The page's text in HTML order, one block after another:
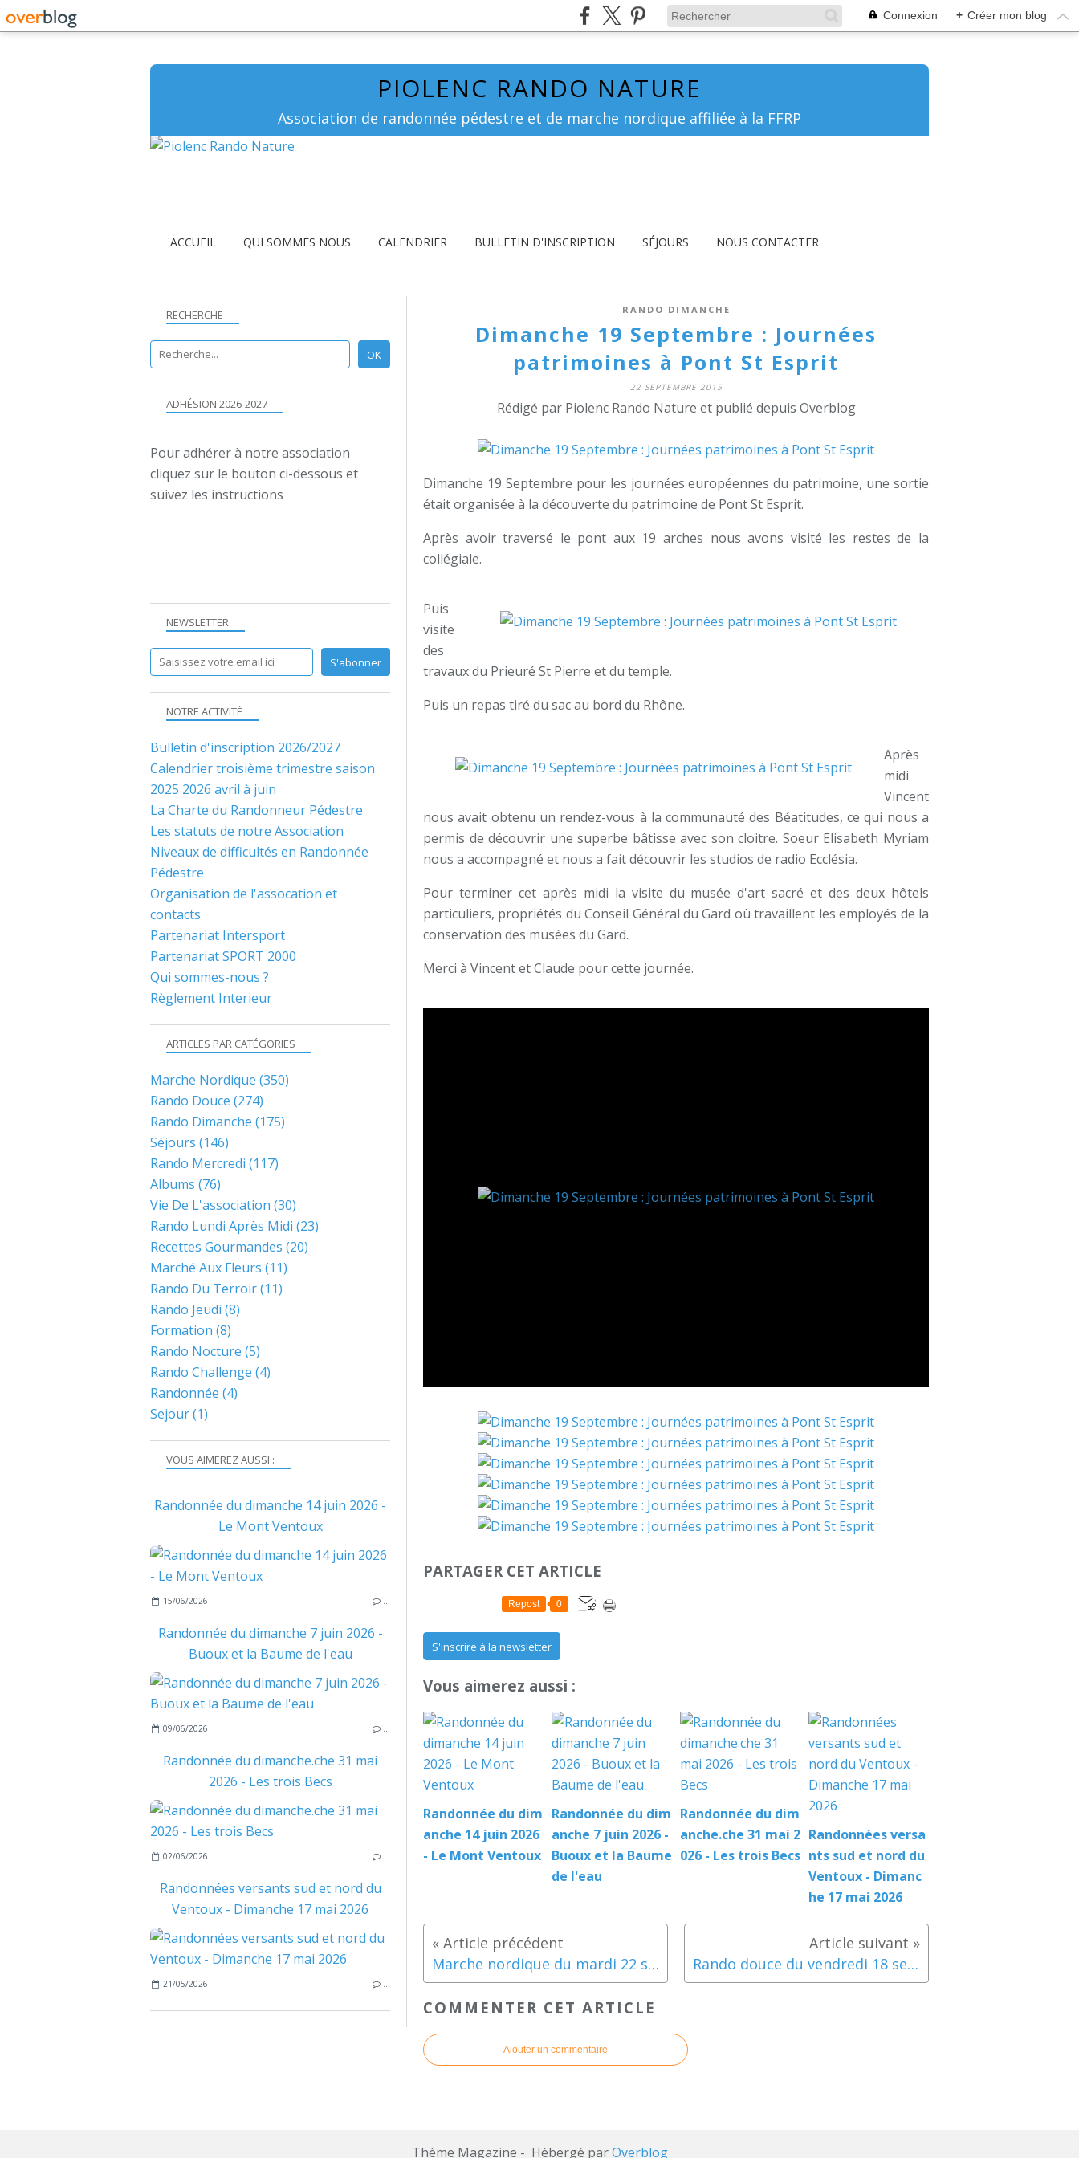
Connexion + Créer mon blog
PIOLENC RANDO NATURE
Association de randonnée pédestre et de marche nordique affiliée à la FFRP
ACCUEIL QUI SOMMES NOUS CALENDRIER BULLETIN D'INSCRIPTION SÉJOURS NOUS CONTACTER
RANDO DIMANCHE
Dimanche 19 Septembre : Journées
patrimoines à Pont St Esprit
22 SEPTEMBRE 2015
Rédigé par Piolenc Rando Nature et publié depuis Overblog
Dimanche 19 Septembre pour les journées européennes du patrimoine, une sortie
était organisée à la découverte du patrimoine de Pont St Esprit.
Après avoir traversé le pont aux 19 arches nous avons visité les restes de la
collégiale.
Puis
visite
des
travaux du Prieuré St Pierre et du temple.
Puis un repas tiré du sac au bord du Rhône.
Après
midi
Vincent
nous avait obtenu un rendez-vous à la communauté des Béatitudes, ce qui nous a
permis de découvrir une superbe bâtisse avec son cloitre. Soeur Elisabeth Myriam
nous a accompagné et nous a fait découvrir les studios de radio Ecclésia.
Pour terminer cet après midi la visite du musée d'art sacré et des deux hôtels
particuliers, propriétés du Conseil Général du Gard où travaillent les employés de la
conservation des musées du Gard.
Merci à Vincent et Claude pour cette journée.
PARTAGER CET ARTICLE
Repost 0
S'inscrire à la newsletter
Vous aimerez aussi :
Randonnée du dim
anche 14 juin 2026
- Le Mont Ventoux
Randonnée du dim
anche 7 juin 2026 -
Buoux et la Baume
de l'eau
Randonnée du dim
anche.che 31 mai 2
026 - Les trois Becs
Randonnées versa
nts sud et nord du
Ventoux - Dimanc
he 17 mai 2026
Marche nordique du mardi 22 septembre 2015 Rando douce du vendredi 18 septembre 2015
COMMENTER CET ARTICLE
Ajouter un commentaire
NEWSLETTER
RECHERCHE
VOUS AIMEREZ AUSSI :
Randonnée du dimanche 14 juin 2026 -
Le Mont Ventoux
15/06/2026 …
Randonnée du dimanche 7 juin 2026 -
Buoux et la Baume de l'eau
09/06/2026 …
Randonnée du dimanche.che 31 mai
2026 - Les trois Becs
02/06/2026 …
Randonnées versants sud et nord du
Ventoux - Dimanche 17 mai 2026
21/05/2026 …
NOTRE ACTIVITÉ
Bulletin d'inscription 2026/2027
Calendrier troisième trimestre saison
2025 2026 avril à juin
La Charte du Randonneur Pédestre
Les statuts de notre Association
Niveaux de difficultés en Randonnée
Pédestre
Organisation de l'assocation et
contacts
Partenariat Intersport
Partenariat SPORT 2000
Qui sommes-nous ?
Règlement Interieur
ARTICLES PAR CATÉGORIES
Marche Nordique (350)
Rando Douce (274)
Rando Dimanche (175)
Séjours (146)
Rando Mercredi (117)
Albums (76)
Vie De L'association (30)
Rando Lundi Après Midi (23)
Recettes Gourmandes (20)
Marché Aux Fleurs (11)
Rando Du Terroir(11)
Rando Jeudi (8)
Formation (8)
Rando Nocture (5)
Rando Challenge (4)
Randonnée (4)
Sejour(1)
ADHÉSION 2026-2027
Pour adhérer à notre association
cliquez sur le bouton ci-dessous et
suivez les instructions
Thème Magazine - Hébergé parOverblog